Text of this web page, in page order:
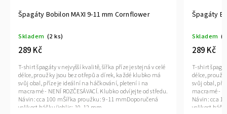
Špagáty Bobilon MAXI 9-11 mm Cornflower
Skladem (2 ks)
289 Kč
T-shirt špagáty v nejvyšší kvalitě, šířka příze je stejná v celé
délce, proužky jsou bez otřepů a dírek, každé klubko má
svůj obal, příze je ideální na háčkování, pletení i na
macramé - NENÍ ROZČESÁVACÍ. Klubko odvíjejte od středu.
Návin: cca 100 mŠířka proužku: 9-11 mmDoporučená
velikost háčku/jehlic: 10-12 mm
Špagáty
Skladem
289 Kč
T-shirt
délce,
svůj obal,
macramé -
Návin: cca
velikost